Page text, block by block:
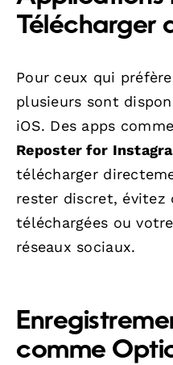
Télécharger
Pour ceux qui
plusieurs sont
iOS. Des apps
Reposter for
télécharger
rester discret, évitez
téléchargées ou
réseaux sociaux.
comme